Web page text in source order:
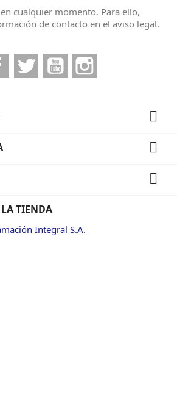
cualquier momento. Para ello,
de contacto en el aviso legal.
FacebookTwitter YouTube



TIENDA
Integral S.A.